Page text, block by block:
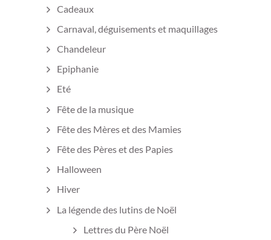
Cadeaux
Carnaval, déguisements et maquillages
Chandeleur
Epiphanie
Eté
Fête de la musique
Fête des Mères et des Mamies
Fête des Pères et des Papies
Halloween
Hiver
La légende des lutins de Noël
Lettres du Père Noël